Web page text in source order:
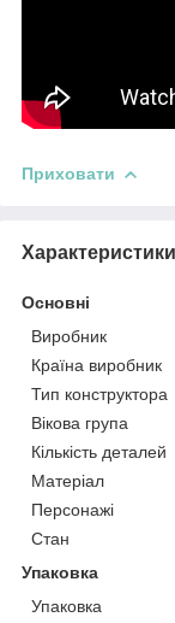
Приховати
Характеристики
Основні
Виробник
Країна виробник
Тип конструктора
Вікова група
Кількість деталей
Матеріал
Персонажі
Стан
Упаковка
Упаковка